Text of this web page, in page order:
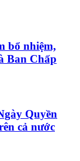
bổ nhiệm,
Ban Chấp
Quyền
cả nước